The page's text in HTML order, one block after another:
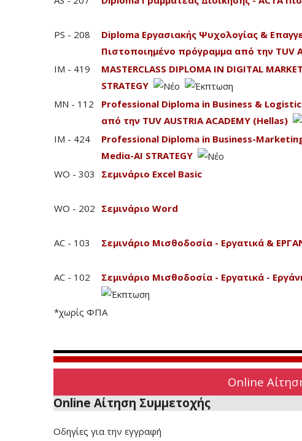
PS - 208
Diploma Εργασιακής Ψυχολογίας &
Πιστοποιημένο πρόγραμμα από την TUV
IM - 419
MASTERCLASS DIPLOMA IN DIGITAL
STRATEGY
MN - 112
Professional Diploma in Business &
από την TUV AUSTRIA ACADEMY (Hellas)
IM - 424
Professional Diploma in Business-
Mediα-AI STRATEGY
WO - 303
Σεμινάριο Excel Basic
WO - 202 Σεμινάριο Word
AC - 103 Σεμινάριο Μισθοδοσία - Εργατικά &
AC - 102
Σεμινάριο Μισθοδοσία - Εργατικά -
*χωρίς ΦΠΑ
Online
Online Αίτηση Συμμετοχής
Οδηγίες για την εγγραφή